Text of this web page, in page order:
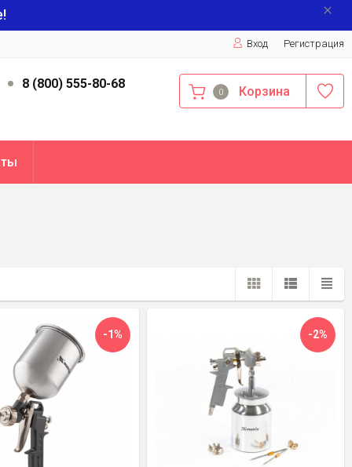
Вход Регистрация
8 (800) 555-80-68
0 Корзина
-1% -2%